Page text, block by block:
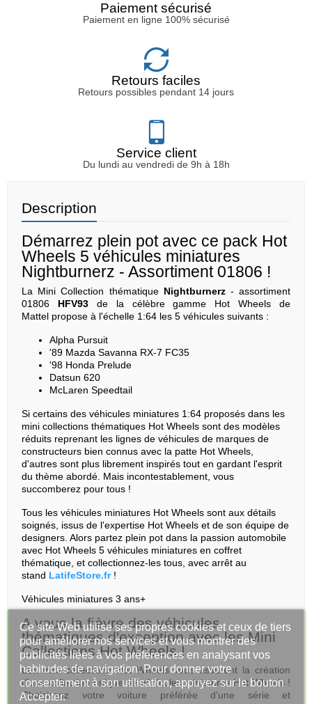
Paiement sécurisé
Paiement en ligne 100% sécurisé
Retours faciles
Retours possibles pendant 14 jours
Service client
Du lundi au vendredi de 9h à 18h
Description
Démarrez plein pot avec ce pack Hot
Wheels 5 véhicules miniatures
Nightburnerz - Assortiment 01806 !
La Mini Collection thématique Nightburnerz - assortiment
01806 HFV93de la célèbre gamme Hot Wheels de
Mattel propose à l'échelle 1:64 les 5 véhicules suivants :
Alpha Pursuit
'89 Mazda Savanna RX-7 FC35
'98 Honda Prelude
Datsun 620
McLaren Speedtail
Si certains des véhicules miniatures 1:64 proposés dans les
mini collections thématiques Hot Wheels sont des modèles
réduits reprenant les lignes de véhicules de marques de
constructeurs bien connus avec la patte Hot Wheels,
d'autres sont plus librement inspirés tout en gardant l'esprit
du thème abordé. Mais incontestablement, vous
succomberez pour tous !
Tous les véhicules miniatures Hot Wheels sont aux détails
soignés, issus de l'expertise Hot Wheels et de son équipe de
designers. Alors partez plein pot dans la passion automobile
avec Hot Wheels 5 véhicules miniatures en coffret
thématique, et collectionnez-les tous, avec arrêt au
stand LatifeStore.fr!
Véhicules miniatures 3 ans+
A vous la fièvre des véhicules
thématiques d'exception avec les Mini
Collections Hot Wheels !
Les mini collections Hot Wheels vous assurent la création
d'une collection unique de véhicules miniatures Hot Wheels !
Choisissez votre voiture préférée d'une série et
Ce site Web utilise ses propres cookies et ceux de tiers
pour améliorer nos services et vous montrer des
publicités liées à vos préférences en analysant vos
habitudes de navigation. Pour donner votre
consentement à son utilisation, appuyez sur le bouton
Accepter.